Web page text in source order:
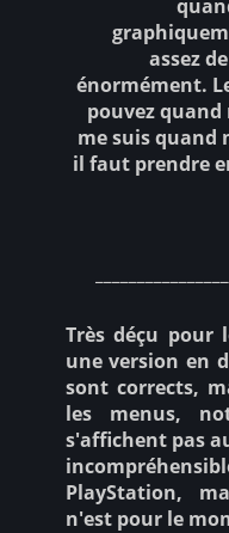
assez
énormément.
pouvez
me suis quand
il faut prendre
Très déçu pour
une version en
sont corrects,
les menus,
s'affichent pas
PlayStation,
n'est pour le